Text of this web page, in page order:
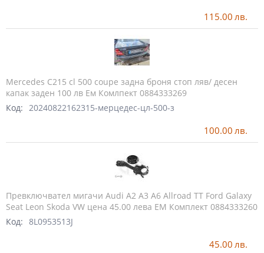
115.00 лв.
Mercedes C215 cl 500 coupe задна броня стоп ляв/ десен
капак заден 100 лв Ем Комлпект 0884333269
Код:
20240822162315-мерцедес-цл-500-з
100.00 лв.
Превключвател мигачи Audi A2 A3 A6 Allroad TT Ford Galaxy
Seat Leon Skoda VW цена 45.00 лева ЕМ Комплект 0884333260
Код: 8L0953513J
45.00 лв.